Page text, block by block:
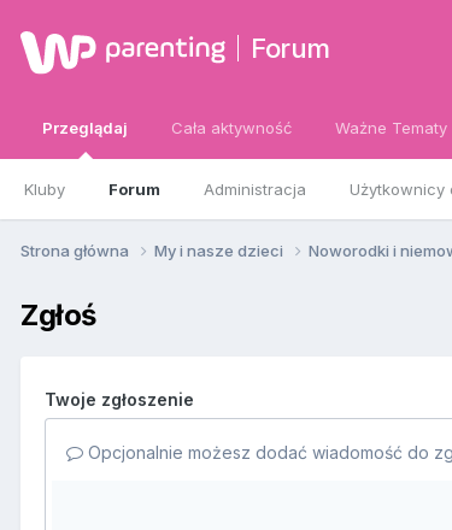
Forum
Przeglądaj
Kluby Forum Administracja Użytkownicy
Cała aktywność Ważne Tematy
Strona główna My i nasze dzieci Noworodki i
Zgłoś
Twoje zgłoszenie
Opcjonalnie możesz dodać wiadomość do